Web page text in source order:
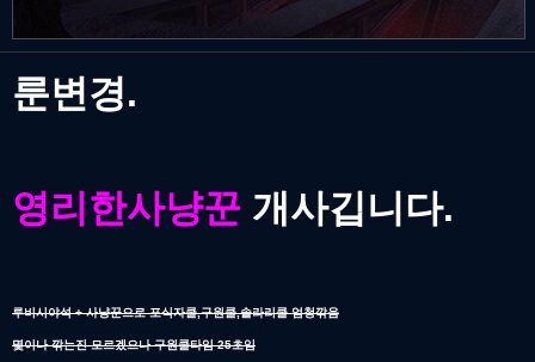
룬변경.
영리한사냥꾼 개사깁니다.
루비시야석 + 사냥꾼으로 포식자쿨,구원쿨,솔라리쿨 엄청깎음
몇이나 깎는진 모르겠으나 구원쿨타임 25초임